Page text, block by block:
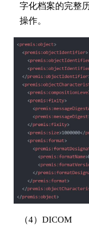
字化档案的完整
操作。
（4）DICOM